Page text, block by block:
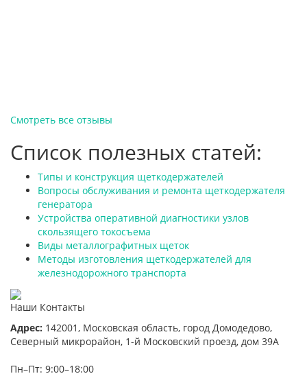
Смотреть все отзывы
Список полезных статей:
Типы и конструкция щеткодержателей
Вопросы обслуживания и ремонта щеткодержателя
генератора
Устройства оперативной диагностики узлов
скользящего токосъема
Виды металлографитных щеток
Методы изготовления щеткодержателей для
железнодорожного транспорта
Наши Контакты
Адрес: 142001, Московская область, город Домодедово,
Северный микрорайон, 1-й Московский проезд, дом 39А
Пн–Пт: 9:00–18:00